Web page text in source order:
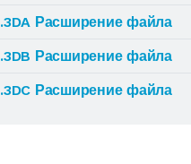
.3DA Расширение файла
.3DB Расширение файла
.3DC Расширение файла